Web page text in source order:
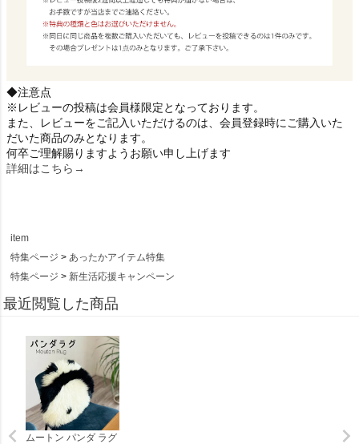
◆注意点
※レビューの投稿は会員様限定となっております。
また、レビューをご記入いただけるのは、会員登録時にご購入いた
だいた商品のみとなります。
何卒ご理解賜りますようお願い申し上げます
詳細はこちら→
item
特集ページ
あったかアイテム特集
特集ページ
新生活応援キャンペーン
最近閲覧した商品
ムートン パンダ ラグ